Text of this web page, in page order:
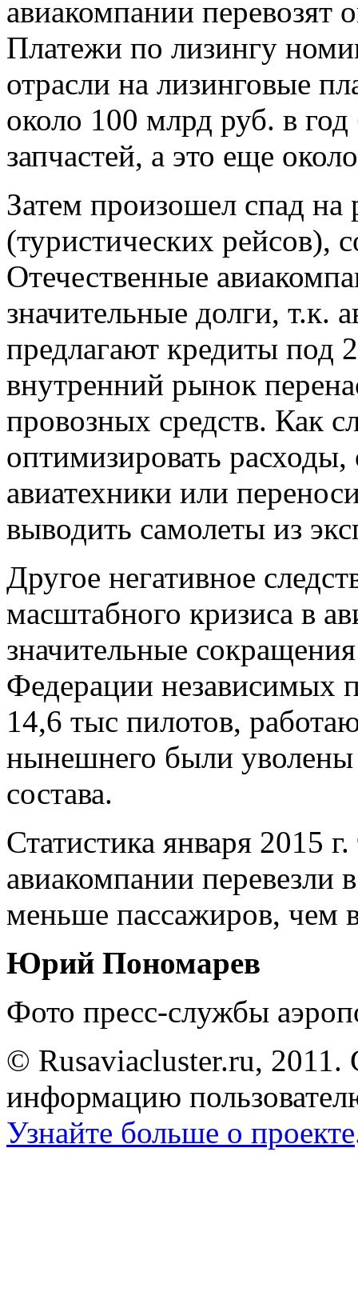
авиакомпании перевозят
Платежи по лизингу
отрасли на лизинговые
около 100 млрд руб. в
запчастей, а это еще
Затем произошел спад на
(туристических рейсов),
Отечественные
значительные долги, т.к.
предлагают кредиты под
внутренний рынок
провозных средств. Как
оптимизировать расходы,
авиатехники или
выводить самолеты из
Другое негативное
масштабного кризиса в
значительные
Федерации
14,6 тыс пилотов,
нынешнего были уволены
состава.
Статистика января 2015
авиакомпании перевезли
меньше пассажиров, чем
Юрий Пономарев
Фото пресс-службы
© Rusaviacluster.ru, 2011.
информацию
Узнайте больше о проекте